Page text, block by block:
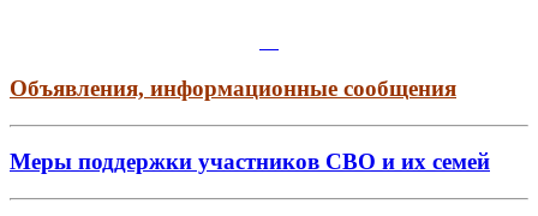
Объявления, информационные сообщения
Меры поддержки участников СВО и их семей